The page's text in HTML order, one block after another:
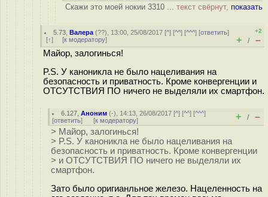
Скажи это моей нокии 3310 ... текст свёрнут, показать
5.73 ,Валера (??), 13:00, 25/08/2017 [^] [^^] [^^^] [ответить]
[↑] [к модератору]
+2
+ / –
Майор, залогинься!
P.S. У каноникла не было нацеливания на
безопасность и приватность. Кроме конвергенции и
ОТСУТСТВИЯ ПО ничего не выделяли их смартфон.
6.127 ,Аноним (-), 14:13, 26/08/2017 [^] [^^] [^^^]
[ответить] [к модератору] + / –
> Майор, залогинься!
> P.S. У каноникла не было нацеливания на
безопасность и приватность. Кроме конвергенции
> и ОТСУТСТВИЯ ПО ничего не выделяли их
смартфон.
Зато было оригианльное железо. Нацеленность на